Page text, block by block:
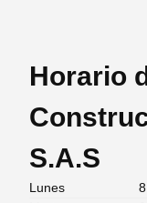
Horario
S.A.S
Lunes